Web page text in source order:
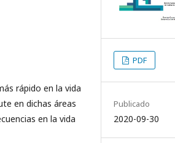
rápido en la vida
en dichas áreas
en la vida
PDF
Publicado
2020-09-30